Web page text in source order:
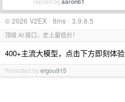
© 2026 V2EX · 8ms · 3.9.8.5
顶级 AI 接口，史上最低价！
400+主流大模型，点击下方即刻体验
Promoted byergou915